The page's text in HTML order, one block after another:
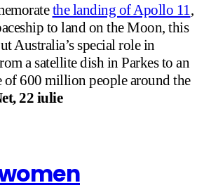
the landing of Apollo 11 ,
to land on the Moon, this
Australia’s special role in
a satellite dish in Parkes to an
of 600 million people around the
22 iulie